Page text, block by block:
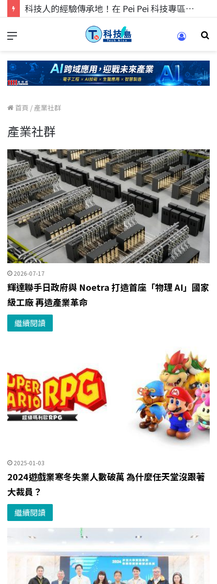
科技人的經驗傳承地！在 Pei Pei 科技專區，與學弟妹交流最硬核的技術
首頁 / 產業社群
產業社群
2026-07-17
輝達聯手日政府與 Noetra 打造首座「物理 AI」國家
級工廠 再造產業革命
繼續閱讀
2025-01-03
2024遊戲業寒冬失業人數破萬 為什麼任天堂沒跟著
大裁員？
繼續閱讀